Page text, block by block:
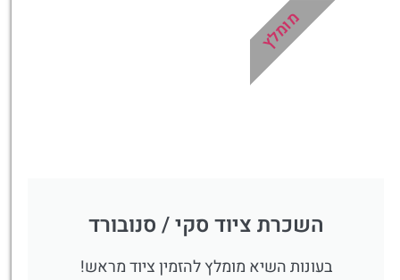
השכרת ציוד סקי / סנובורד
בעונות השיא מומלץ להזמין ציוד מראש!
מומלץ